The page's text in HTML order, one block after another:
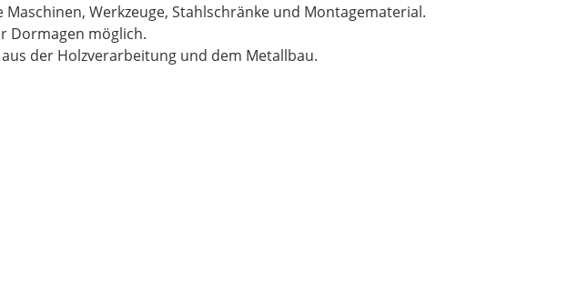
Werkzeuge, Stahlschränke und Montagematerial.
Dormagen möglich.
der Holzverarbeitung und dem Metallbau.